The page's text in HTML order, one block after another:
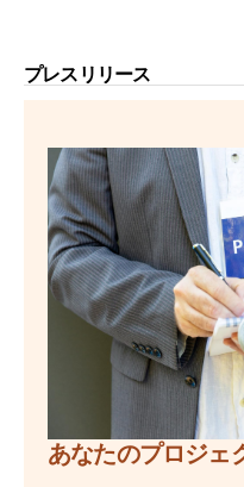
プレスリリース
あなたのプロジェ